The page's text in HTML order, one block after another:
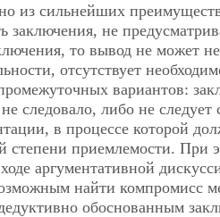
из сильнейших
заключения, не
то вывод не может
отсутствует
вариантов:
следовало, либо не следует
в процессе которой
приемлемости. При
аргументативной
найти компромисс
обоснованным